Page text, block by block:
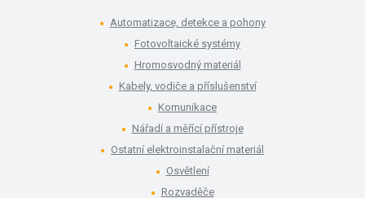
Automatizace, detekce a pohony
Fotovoltaické systémy
Hromosvodný materiál
Kabely, vodiče a příslušenství
Komunikace
Nářadí a měřící přístroje
Ostatní elektroinstalační materiál
Osvětlení
Rozvaděče